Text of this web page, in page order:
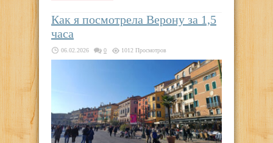
Как я посмотрела Верону за 1,5
часа
06.02.2026 0 1012 Просмотров